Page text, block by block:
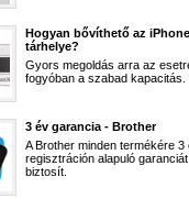
Hogyan bővíthető az iPhone
tárhelye?
Gyors megoldás arra az
fogyóban a szabad kapacitás.
3 év garancia - Brother
A Brother minden termékére 3
regisztráción alapuló garanciát
biztosít.